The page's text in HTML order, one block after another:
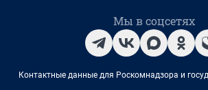
Мы в соцсетях
Контактные данные для Роскомнадзора и